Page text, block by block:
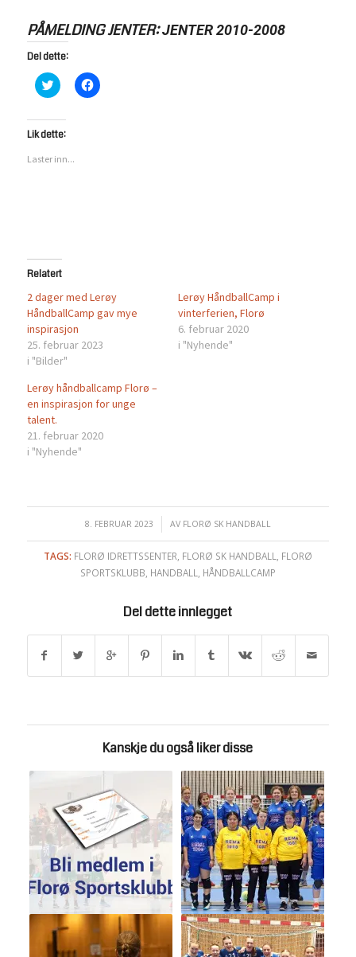
PÅMELDING JENTER:JENTER 2010-2008
Del dette:
Klikk
for
på
Twitter(åpnes
en
ny
Klikk
for
Lik dette:
Laster inn...
Relatert
2 dager med Lerøy
HåndballCamp gav mye
inspirasjon
25. februar 2023
i "Bilder"
Lerøy HåndballCamp i
vinterferien, Florø
6. februar 2020
i "Nyhende"
Lerøy håndballcamp Florø –
en inspirasjon for unge
talent.
21. februar 2020
i "Nyhende"
8. FEBRUAR 2023
/ AV FLORØ SK HANDBALL
TAGS: FLORØ IDRETTSSENTER FLORØ SK HANDBALL
FLORØ
SPORTSKLUBB HANDBALL HÅNDBALLCAMP
Del dette innlegget
Kanskje du også liker disse